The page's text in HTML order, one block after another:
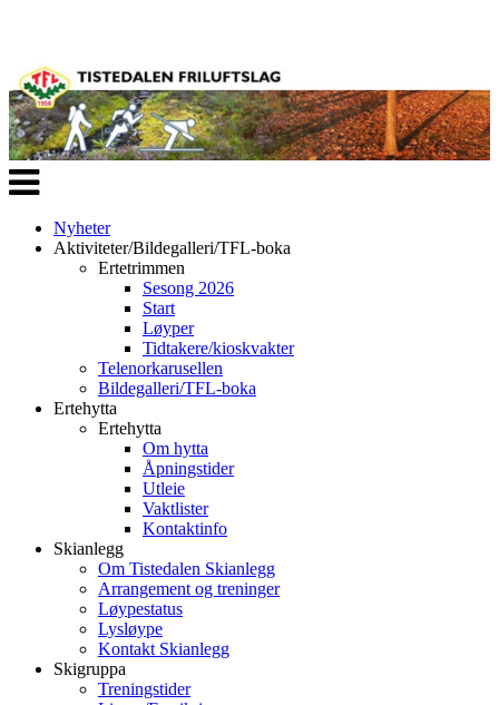
Veksle
navigasjon
Nyheter
Aktiviteter/Bildegalleri/TFL-boka
Ertetrimmen
Sesong 2026
Start
Løyper
Tidtakere/kioskvakter
Telenorkarusellen
Bildegalleri/TFL-boka
Ertehytta
Ertehytta
Om hytta
Åpningstider
Utleie
Vaktlister
Kontaktinfo
Skianlegg
Om Tistedalen Skianlegg
Arrangement og treninger
Løypestatus
Lysløype
Kontakt Skianlegg
Skigruppa
Treningstider